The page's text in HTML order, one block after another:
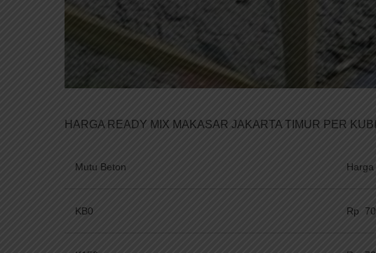
HARGA READY MIX MAKASAR JAKARTA TIMUR PER
Mutu Beton
KB0 Rp